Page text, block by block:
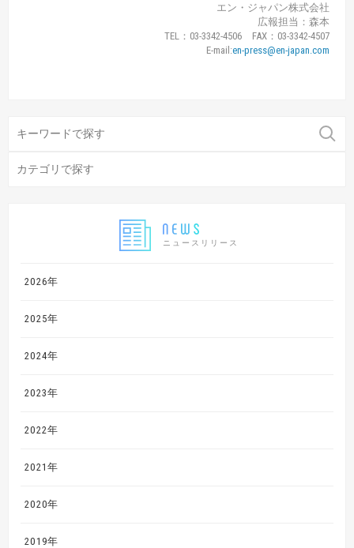
ニュースリリース
2026年
2025年
2024年
2023年
2022年
2021年
2020年
2019年
エン・ジャパン株式会社
広報担当：森本
TEL：03-3342-4506 FAX：03-3342-4507
E-mail:en-press@en-japan.com